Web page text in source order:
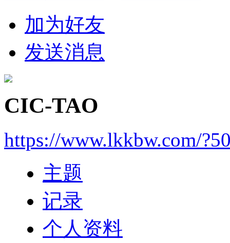
加为好友
发送消息
CIC-TAO
https://www.lkkbw.com/
主题
记录
个人资料